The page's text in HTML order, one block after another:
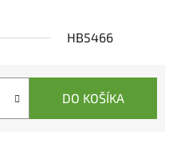
HB5466
DO KOŠÍKA